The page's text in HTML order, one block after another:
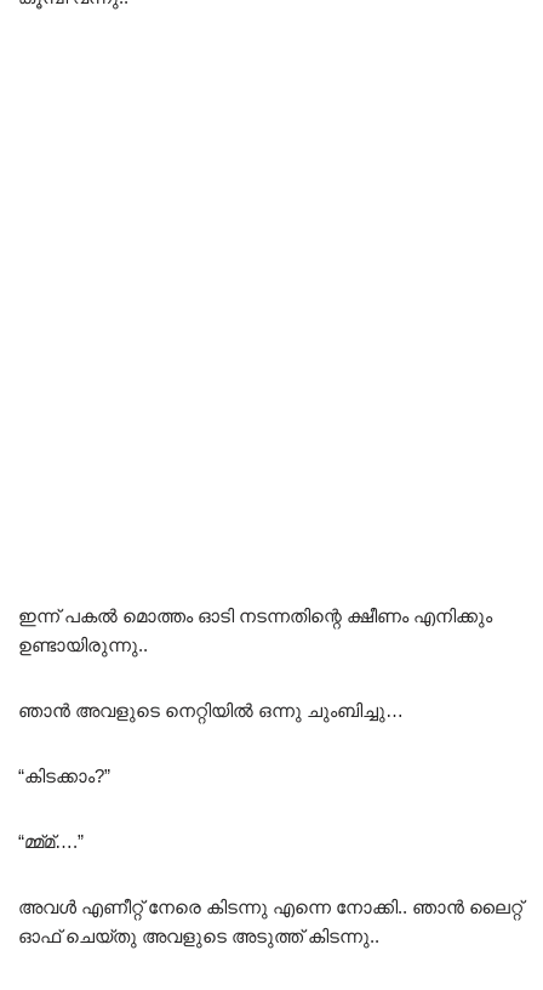
ഇന്ന് പകൽ മൊത്തം ഓടി നടന്നതിന്റെ ക്ഷീണം എനിക്കും
ഉണ്ടായിരുന്നു..
ഞാൻ അവളുടെ നെറ്റിയിൽ ഒന്നു ചുംബിച്ചു…
“കിടക്കാം?”
“മ്മ്മ്….”
അവൾ എണീറ്റ് നേരെ കിടന്നു എന്നെ നോക്കി.. ഞാൻ ലൈറ്റ്‌
ഓഫ് ചെയ്തു അവളുടെ അടുത്ത് കിടന്നു..